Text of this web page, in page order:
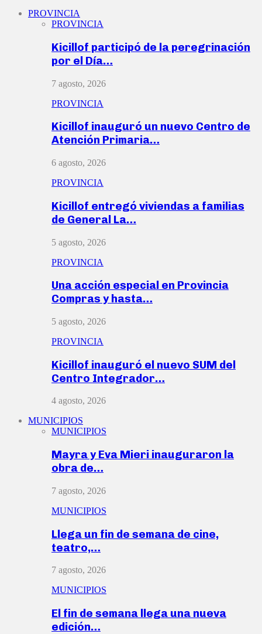
PROVINCIA
PROVINCIA
Kicillof participó de la peregrinación
por el Día…
7 agosto, 2026
PROVINCIA
Kicillof inauguró un nuevo Centro de
Atención Primaria…
6 agosto, 2026
PROVINCIA
Kicillof entregó viviendas a familias
de General La…
5 agosto, 2026
PROVINCIA
Una acción especial en Provincia
Compras y hasta…
5 agosto, 2026
PROVINCIA
Kicillof inauguró el nuevo SUM del
Centro Integrador…
4 agosto, 2026
MUNICIPIOS
MUNICIPIOS
Mayra y Eva Mieri inauguraron la
obra de…
7 agosto, 2026
MUNICIPIOS
Llega un fin de semana de cine,
teatro,…
7 agosto, 2026
MUNICIPIOS
El fin de semana llega una nueva
edición…